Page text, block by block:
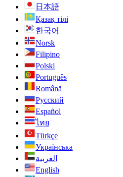
日本語
Қазақ тілі
한국어
Norsk
Filipino
Polski
Português
Română
Русский
Español
ไทย
Türkçe
Українська
العربية
English